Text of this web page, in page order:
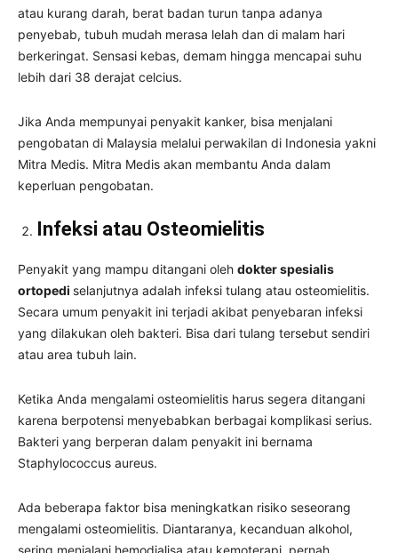
atau kurang darah, berat badan turun tanpa adanya
penyebab, tubuh mudah merasa lelah dan di malam hari
berkeringat. Sensasi kebas, demam hingga mencapai suhu
lebih dari 38 derajat celcius.
Jika Anda mempunyai penyakit kanker, bisa menjalani
pengobatan di Malaysia melalui perwakilan di Indonesia yakni
Mitra Medis. Mitra Medis akan membantu Anda dalam
keperluan pengobatan.
Infeksi atau Osteomielitis
Penyakit yang mampu ditangani oleh dokter spesialis
ortopedi selanjutnya adalah infeksi tulang atau osteomielitis.
Secara umum penyakit ini terjadi akibat penyebaran infeksi
yang dilakukan oleh bakteri. Bisa dari tulang tersebut sendiri
atau area tubuh lain.
Ketika Anda mengalami osteomielitis harus segera ditangani
karena berpotensi menyebabkan berbagai komplikasi serius.
Bakteri yang berperan dalam penyakit ini bernama
Staphylococcus aureus.
Ada beberapa faktor bisa meningkatkan risiko seseorang
mengalami osteomielitis. Diantaranya, kecanduan alkohol,
sering menjalani hemodialisa atau kemoterapi, pernah